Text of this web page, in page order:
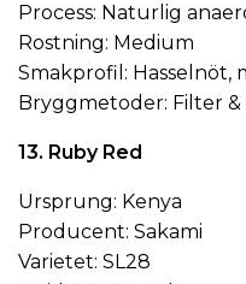
Process: Naturlig
Rostning: Medium
Smakprofil: Hasselnöt,
Bryggmetoder: Filter &
13. Ruby Red
Ursprung: Kenya
Producent: Sakami
Varietet: SL28